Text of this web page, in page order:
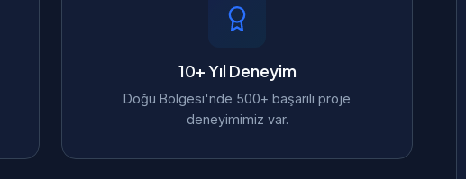
10+ Yıl Deneyim
Doğu Bölgesi'nde 500+ başarılı proje
deneyimimiz var.